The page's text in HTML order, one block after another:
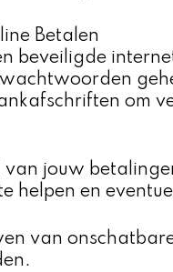
Betalen
beveiligde
om
jouw
helpen en
van